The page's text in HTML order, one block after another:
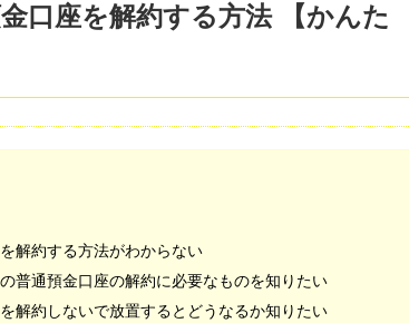
口座を解約する方法 【かんた
解約する方法がわからない
普通預金口座の解約に必要なものを知りたい
解約しないで放置するとどうなるか知りたい